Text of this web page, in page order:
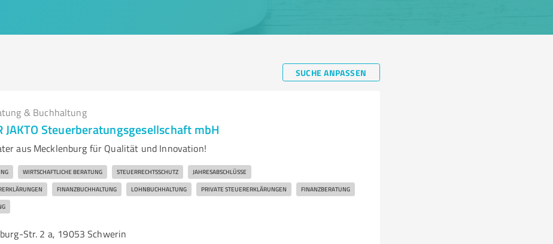
SUCHE ANPASSEN
& Buchhaltung
JAKTO Steuerberatungsgesellschaft mbH
aus Mecklenburg für Qualität und Innovation!
WIRTSCHAFTLICHE BERATUNG STEUERRECHTSSCHUTZ JAHRESABSCHLÜSSE
FINANZBUCHHALTUNG LOHNBUCHHALTUNG PRIVATE STEUERERKLÄRUNGEN FINANZBERATUNG
Str. 2 a, 19053 Schwerin